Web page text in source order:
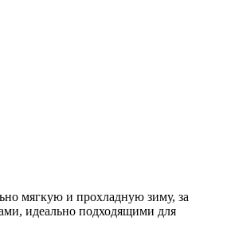
мягкую и прохладную зиму, за
идеально подходящими для